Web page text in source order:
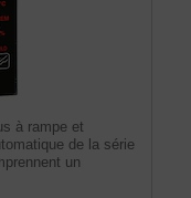
à rampe et
de la série
un